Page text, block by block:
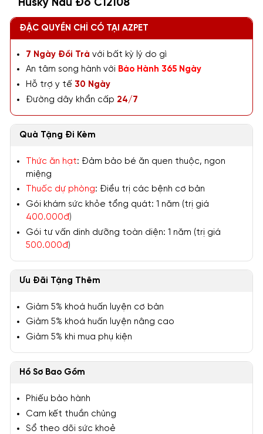
Husky Nâu Đỏ C12108
ĐẶC QUYỀN CHỈ CÓ TẠI AZPET
7 Ngày Đổi Trả với bất kỳ lý do gì
An tâm song hành với Bảo Hành 365 Ngày
Hỗ trợ y tế 30 Ngày
Đường dây khẩn cấp 24/7
Quà Tặng Đi Kèm
Thức ăn hạt: Đảm bảo bé ăn quen thuộc, ngon
miệng
Thuốc dự phòng: Điều trị các bệnh cơ bản
Gói khám sức khỏe tổng quát: 1 năm (trị giá
400.000đ)
Gói tư vấn dinh dưỡng toàn diện: 1 năm (trị giá
500.000đ)
Ưu Đãi Tặng Thêm
Giảm 5% khoá huấn luyện cơ bản
Giảm 5% khoá huấn luyện nâng cao
Giảm 5% khi mua phụ kiện
Hồ Sơ Bao Gồm
Phiếu bảo hành
Cam kết thuần chủng
Sổ theo dõi sức khoẻ